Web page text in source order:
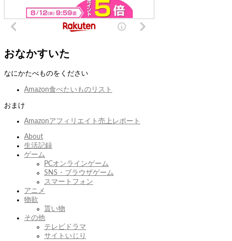
おなかすいた
なにかたべものをください
Amazon食べたいものリスト
おまけ
Amazonアフィリエイト売上レポート
About
生活記録
ゲーム
PCオンラインゲーム
SNS・ブラウザゲーム
スマートフォン
アニメ
物欲
貰い物
その他
テレビドラマ
サイトいじり